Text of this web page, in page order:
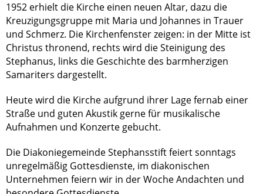
1952 erhielt die Kirche einen neuen Altar, dazu die
Kreuzigungsgruppe mit Maria und Johannes in Trauer
und Schmerz. Die Kirchenfenster zeigen: in der Mitte ist
Christus thronend, rechts wird die Steinigung des
Stephanus, links die Geschichte des barmherzigen
Samariters dargestellt.
Heute wird die Kirche aufgrund ihrer Lage fernab einer
Straße und guten Akustik gerne für musikalische
Aufnahmen und Konzerte gebucht.
Die Diakoniegemeinde Stephansstift feiert sonntags
unregelmäßig Gottesdienste, im diakonischen
Unternehmen feiern wir in der Woche Andachten und